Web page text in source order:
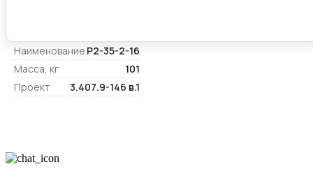
Наименование Р2-35-2-16
Масса, кг
101
Проект
3.407.9-146 в.1